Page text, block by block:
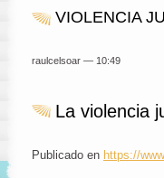
VIOLENCIA
raulcelsoar — 10:49
La violencia
Publicado en https://